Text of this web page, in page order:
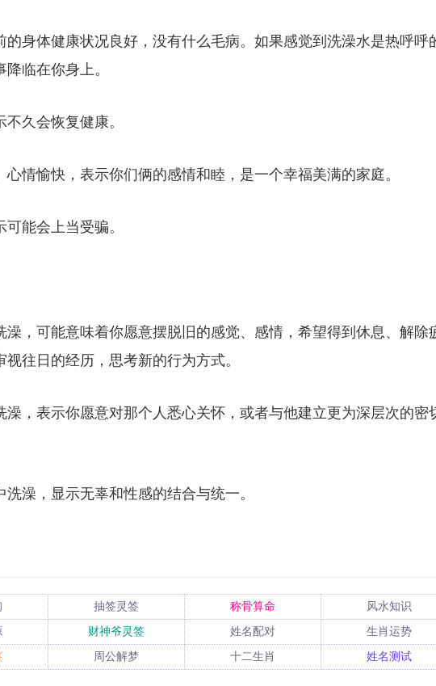
身体健康状况良好，没有什么毛病。如果感觉到洗澡水是热呼呼
临在你身上。
久会恢复健康。
情愉快，表示你们俩的感情和睦，是一个幸福美满的家庭。
能会上当受骗。
，可能意味着你愿意摆脱旧的感觉、感情，希望得到休息、解除
往日的经历，思考新的行为方式。
，表示你愿意对那个人悉心关怀，或者与他建立更为深层次的密
澡，显示无辜和性感的结合与统一。
抽签灵签 称骨算命 风水知识
财神爷灵签 姓名配对 生肖运势
周公解梦 十二生肖 姓名测试